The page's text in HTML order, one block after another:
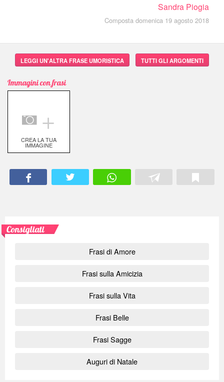
Sandra Piogia
Composta domenica 19 agosto 2018
LEGGI UN'ALTRA FRASE UMORISTICA TUTTI GLI ARGOMENTI
Immagini con frasi
＋
CREA LA TUA
IMMAGINE
Consigliati
Frasi di Amore
Frasi sulla Amicizia
Frasi sulla Vita
Frasi Belle
Frasi Sagge
Auguri di Natale